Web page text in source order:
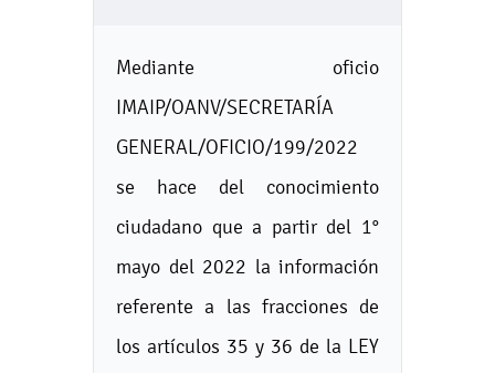
Mediante oficio
IMAIP/OANV/SECRETARÍA
GENERAL/OFICIO/199/2022
se hace del conocimiento
ciudadano que a partir del 1°
mayo del 2022 la información
referente a las fracciones de
los artículos 35 y 36 de la LEY